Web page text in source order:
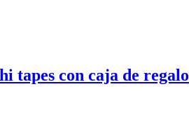
tapes con caja de regalo